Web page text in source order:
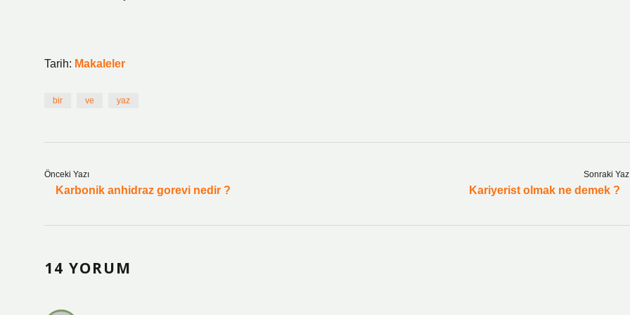
Tarih: Makaleler
bir ve yaz
Önceki Yazı
Karbonik anhidraz gorevi nedir ?
Sonraki
Kariyerist olmak ne demek ?
14 YORUM